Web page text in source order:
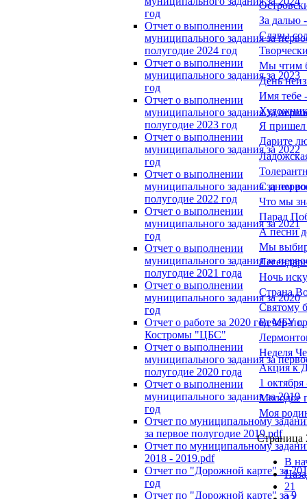
год
Отчет о выполнении
муниципального задания за
полугодие 2024 год
Отчет о выполнении
муниципального задания за 2023
год
Отчет о выполнении
муниципального задания за
полугодие 2023 год
Отчет о выполнении
муниципального задания за 2022
год
Отчет о выполнении
муниципального задания за
полугодие 2022 год
Отчет о выполнении
муниципального задания за 2021
год
Отчет о выполнении
муниципального задания за
полугодие 2021 года
Отчет о выполнении
муниципального задания за 2020
год
Отчет о работе за 2020 год МБУ г.
Костромы "ЦБС"
Отчет о выполнении
муниципального задания за
полугодие 2020 года
Отчет о выполнении
муниципального задания за 2019
год
Отчет по муниципальному
за первое полугодие 2019.pdf
Отчет по муниципальному
2018 - 2019.pdf
Отчет по "Дорожной карте" за
год
Отчет по "Дорожной карте" за 9
За далью
Славы
Мы чтим
День
Имя тебе
Я пришел
Дарите
С днем
Что мы
Парад
А песни
Мы
Ночь
Страна
Святому
Вечер-
Неделя
Акция к
1
Молодое
Моя
Страница
В
21